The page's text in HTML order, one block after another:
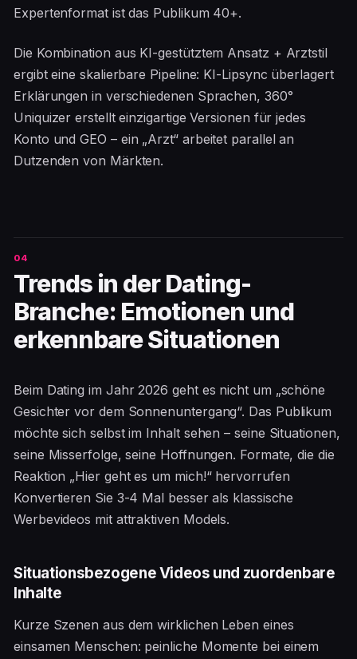
Expertenformat ist das Publikum 40+.
Die Kombination aus KI-gestütztem Ansatz + Arztstil
ergibt eine skalierbare Pipeline: KI-Lipsync überlagert
Erklärungen in verschiedenen Sprachen, 360°
Uniquizer erstellt einzigartige Versionen für jedes
Konto und GEO – ein „Arzt“ arbeitet parallel an
Dutzenden von Märkten.
Trends in der Dating-
Branche: Emotionen und
erkennbare Situationen
Beim Dating im Jahr 2026 geht es nicht um „schöne
Gesichter vor dem Sonnenuntergang“. Das Publikum
möchte sich selbst im Inhalt sehen – seine Situationen,
seine Misserfolge, seine Hoffnungen. Formate, die die
Reaktion „Hier geht es um mich!“ hervorrufen
Konvertieren Sie 3-4 Mal besser als klassische
Werbevideos mit attraktiven Models.
Situationsbezogene Videos und zuordenbare
Inhalte
Kurze Szenen aus dem wirklichen Leben eines
einsamen Menschen: peinliche Momente bei einem